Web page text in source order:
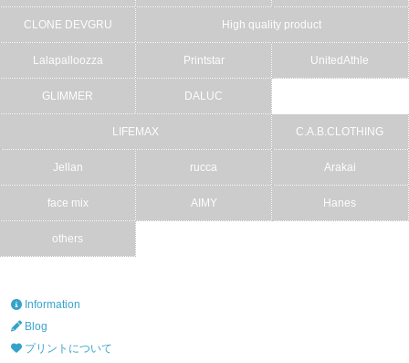
CLONE DEVGRU High quality product
Lalapalloozza Printstar UnitedAthle
GLIMMER DALUC
LIFEMAX C.A.B.CLOTHING
Jellan rucca Arakai
face mix AIMY Hanes
others
Information
Blog
プリントについて